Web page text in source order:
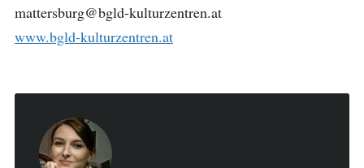
mattersburg@bgld-kulturzentren.at
www.bgld-kulturzentren.at